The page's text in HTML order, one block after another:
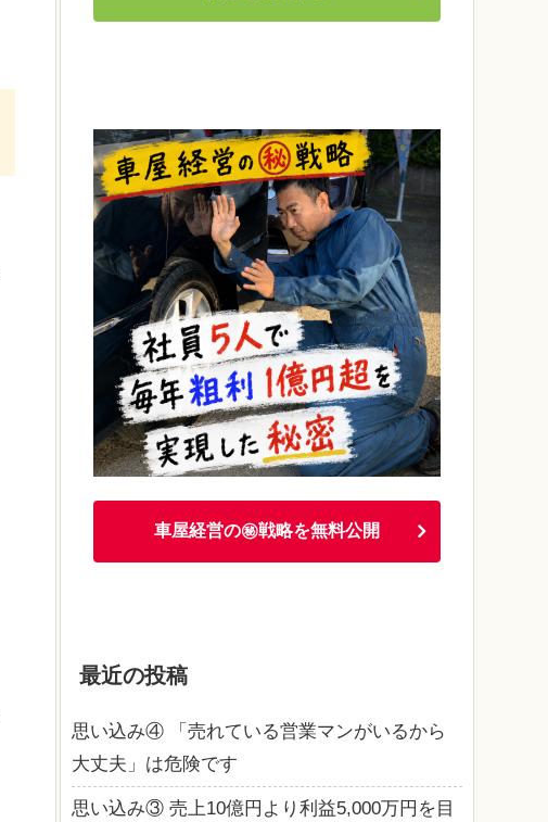
車屋経営の㊙戦略を無料公開
最近の投稿
思い込み④ 「売れている営業マンがいるから
大丈夫」は危険です
思い込み③ 売上10億円より利益5,000万円を目